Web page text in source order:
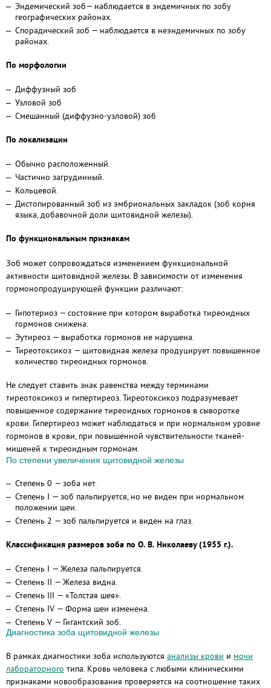
Эндемический зоб— наблюдается в эндемичных по зобу
географических районах.
Спорадический зоб — наблюдается в неэндемичных по зобу
районах.
По морфологии
Диффузный зоб
Узловой зоб
Смешанный (диффузно-узловой) зоб
По локализации
Обычно расположенный.
Частично загрудинный.
Кольцевой.
Дистопированный зоб из эмбриональных закладок (зоб корня
языка, добавочной доли щитовидной железы).
По функциональным признакам
Зоб может сопровождаться изменением функциональной
активности щитовидной железы. В зависимости от изменения
гормонопродуцирующей функции различают:
Гипотериоз — состояние при котором выработка тиреоидных
гормонов снижена.
Эутиреоз — выработка гормонов не нарушена.
Тиреотоксикоз — щитовидная железа продуцирует повышенное
количество тиреоидных гормонов.
Не следует ставить знак равенства между терминами
тиреотоксикоз и гипертиреоз. Тиреотоксикоз подразумевает
повышенное содержание тиреоидных гормонов в сыворотке
крови. Гипертиреоз может наблюдаться и при нормальном уровне
гормонов в крови, при повышенной чувствительности тканей-
мишеней к тиреоидным гормонам.
По степени увеличения щитовидной железы
Степень 0 — зоба нет.
Степень I — зоб пальпируется, но не виден при нормальном
положении шеи.
Степень 2 — зоб пальпируется и виден на глаз.
Классификация размеров зоба по О. В. Николаеву (1955 г.).
Степень I — Железа пальпируется.
Степень II — Железа видна.
Степень III — «Толстая шея».
Степень IV — Форма шеи изменена.
Степень V — Гигантский зоб.
Диагностика зоба щитовидной железы
В рамках диагностики зоба используются анализы крови и мочи
лабораторного типа. Кровь человека с любыми клиническими
признаками новообразования проверяется на соотношение таких